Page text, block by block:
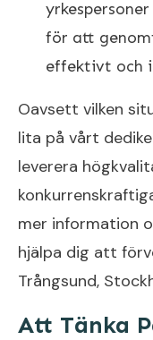
för att
effektivt och
Oavsett vilken
lita på vårt
leverera
mer information
hjälpa dig att
Trångsund,
Att Tänka